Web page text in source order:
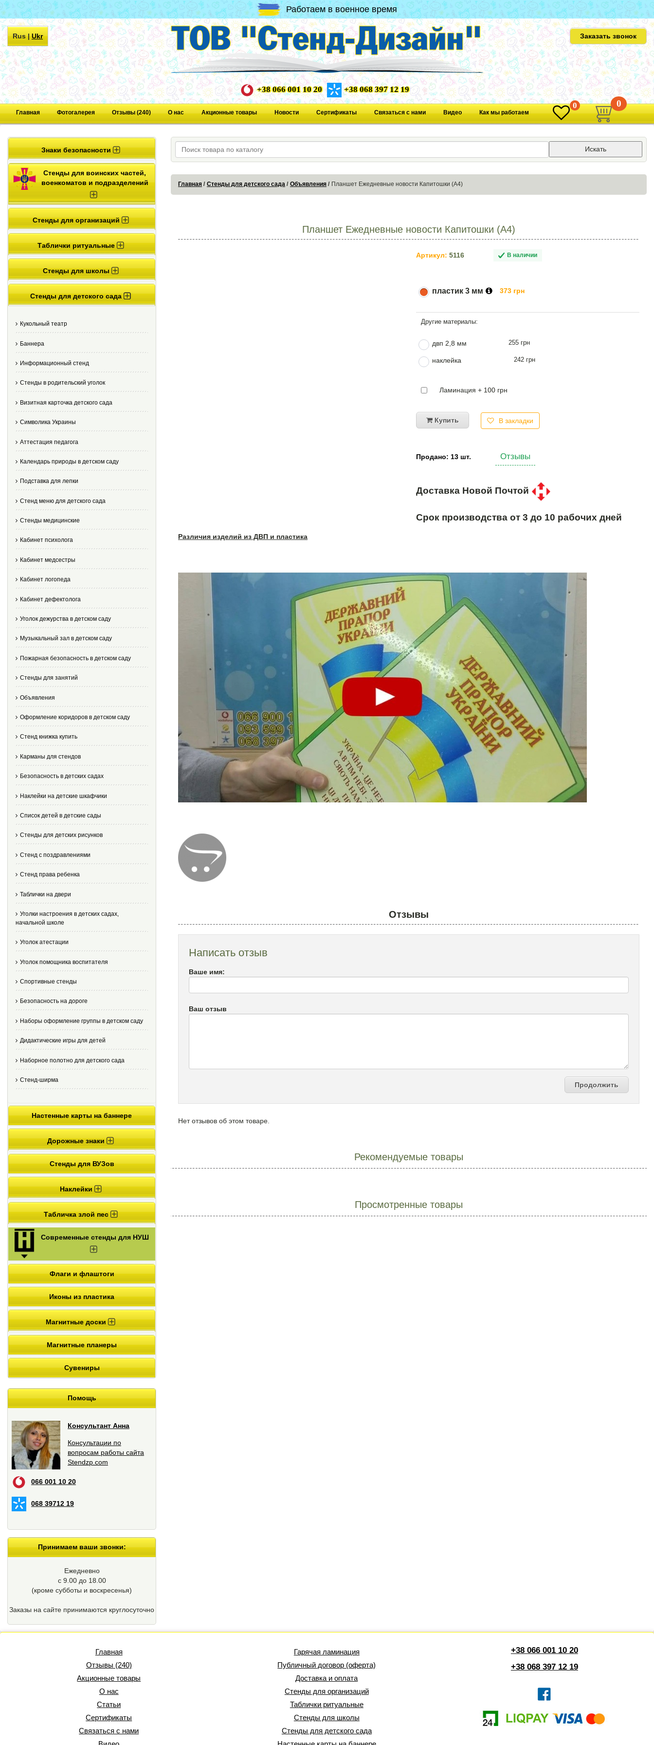
Работаем в военное время
Rus|Ukr Заказать звонок
+38 066 001 10 20 +38 068 397 12 19
Главная Фотогалерея Отзывы (240) О нас Акционные товары Новости Сертификаты Связаться с нами Видео Как мы работаем
0 0
Знаки безопасности
Стенды для воинских частей,
военкоматов и подразделений
Стенды для организаций
Таблички ритуальные
Стенды для школы
Стенды для детского сада
Кукольный театр
Баннера
Информационный стенд
Стенды в родительский уголок
Визитная карточка детского сада
Cимволика Украины
Аттестация педагога
Календарь природы в детском саду
Подставка для лепки
Стенд меню для детского сада
Стенды медицинские
Кабинет психолога
Кабинет медсестры
Кабинет логопеда
Кабинет дефектолога
Уголок дежурства в детском саду
Музыкальный зал в детском саду
Пожарная безопасность в детском саду
Стенды для занятий
Объявления
Оформление коридоров в детском саду
Стенд книжка купить
Карманы для стендов
Безопасность в детских садах
Наклейки на детские шкафчики
Список детей в детские сады
Стенды для детских рисунков
Стенд с поздравлениями
Стенд права ребенка
Таблички на двери
Уголки настроения в детских садах,
начальной школе
Уголок атестации
Уголок помощника воспитателя
Спортивные стенды
Безопасность на дороге
Наборы оформление группы в детском саду
Дидактические игры для детей
Наборное полотно для детского сада
Стенд-ширма
Настенные карты на баннере
Дорожные знаки
Стенды для ВУЗов
Наклейки
Табличка злой пес
Современные стенды для НУШ
Флаги и флаштоги
Иконы из пластика
Магнитные доски
Магнитные планеры
Сувениры
Помощь
Консультант Анна
Консультации по
вопросам работы сайта
Stendzp.com
066 001 10 20
068 39712 19
Принимаем ваши звонки:
Ежедневно
с 9.00 до 18.00
(кроме cубботы и воскресенья)
Заказы на сайте принимаются круглосуточно
Искать
Главная Стенды для детского сада Объявления Планшет Ежедневные новости Капитошки (А4)
Планшет Ежедневные новости Капитошки (А4)
Артикул: 5116 В наличии
пластик 3 мм 373 грн
двп 2,8 мм 255 грн
наклейка 242 грн
Ламинация + 100 грн
Купить В закладки
Продано: 13 шт. Отзывы
Доставка Новой Почтой
Срок производства от 3 до 10 рабочих дней
Различия изделий из ДВП и пластика
Отзывы
Написать отзыв
Ваше имя:
Ваш отзыв
Продолжить
Нет отзывов об этом товаре.
Рекомендуемые товары
Просмотренные товары
Главная
Отзывы (240)
Акционные товары
О нас
Статьи
Сертификаты
Связаться с нами
Гарячая ламинация
Публичный договор (оферта)
Доставка и оплата
Стенды для организаций
Таблички ритуальные
Стенды для школы
Стенды для детского сада
+38 066 001 10 20
+38 068 397 12 19